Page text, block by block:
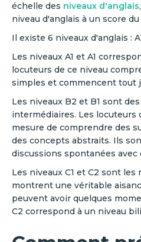
échelle des niveaux d'anglais
niveau d'anglais à un score du
Il existe 6 niveaux d'anglais :
Les niveaux A1 et A1
locuteurs de ce niveau
simples et commencent tout
Les niveaux B2 et B1 sont
intermédiaires. Les locuteurs
mesure de comprendre des
des concepts abstraits. Ils
discussions spontanées
Les niveaux C1 et C2 sont
montrent une véritable
peuvent avoir quelques
C2 correspond à un niveau